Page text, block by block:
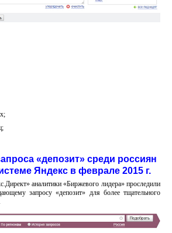
«депозит» среди россиян
Яндекс в феврале 2015 г.
аналитики «Биржевого лидера» проследили
запросу «депозит» для более тщательного